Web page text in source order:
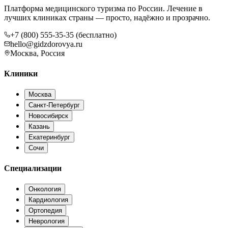
Платформа медицинского туризма по России. Лечение в
лучших клиниках страны — просто, надёжно и прозрачно.
+7 (800) 555-35-35 (бесплатно)
hello@gidzdorovya.ru
Москва, Россия
Клиники
Москва
Санкт-Петербург
Новосибирск
Казань
Екатеринбург
Сочи
Специализации
Онкология
Кардиология
Ортопедия
Неврология